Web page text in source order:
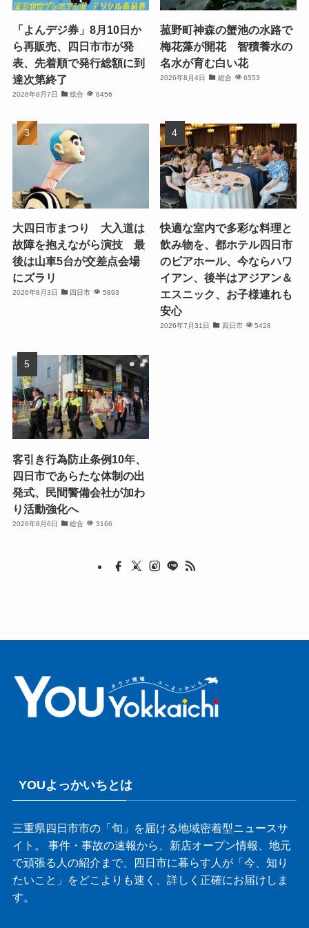
「よんデジ券」8月10日か
ら再販売、四日市市が発
表、先着順で発行総額に到
達次第終了
2026年8月7日 総合 8456
菰野町神森の蟹池の水路で
梅花藻が開花 智積養水の
名水が育む白い花
2026年8月4日 総合 6553
大四日市まつり 大入道は
故障を抱えながら演技 最
後は山車5台が交差点会場
にズラリ
2026年8月3日 四日市 5893
快適な室内で多彩な料理と
飲み物を、都ホテル四日市
のビアホール、今ならハワ
イアン、後半はアジアン＆
エスニック、お子様連れも
安心
2026年7月31日 四日市 5428
客引き行為防止条例10年、
四日市であらたな体制の出
発式、民間警備会社が加わ
り活動強化へ
2026年8月6日 総合 3166
YOUよっかいちとは
三重県四日市市の「旬」を届ける地域密着型ニュースサ
イト。 事件・事故の速報から、新店オープン情報、地元
で頑張る人の紹介まで、四日市に暮らす人が「今、知り
たいこと」をどこよりも速く、詳しく正確にお届けしま
す。